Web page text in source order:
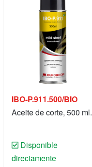
IBO-P.911.500/BIO
Aceite de corte, 500 ml.
Disponible
directamente